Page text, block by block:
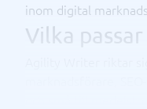
inom digital
Vilka